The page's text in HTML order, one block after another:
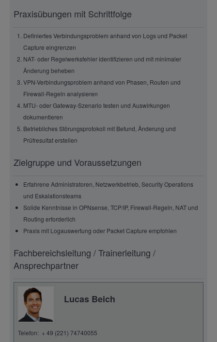
Praxisübungen mit Schrittfolge
Definiertes Verbindungsproblem anhand von Logs und Packet
Capture eingrenzen
NAT- oder Regelwerksfehler identifizieren und mit minimaler
Änderung beheben
VPN-Verbindungsproblem anhand von Phasen, Routen und
Firewall-Regeln analysieren
MTU- oder Gateway-Szenario testen und Auswirkungen
dokumentieren
Betriebliches Störungsprotokoll mit Befund, Änderung und
Prüfresultat erstellen
Zielgruppe und Voraussetzungen
Erfahrene Administratoren, Netzwerkbetrieb, Security Operations
und Eskalationsteams
Solide Kenntnisse in OPNsense, TCP/IP, Firewall-Regeln, NAT und
Routing erforderlich
Praxis mit Logauswertung oder Packet Capture empfohlen
Fachbereichsleitung / Trainerleitung /
Ansprechpartner
Lucas Beich
Telefon: + 49 (221) 74740055